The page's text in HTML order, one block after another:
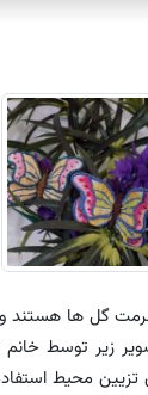
گل ها هستند و
زیر توسط
تزیین محیط